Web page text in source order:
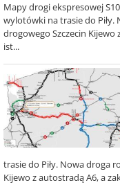
Mapy drogi ekspresowej
wylotówki na trasie do Piły.
drogowego Szczecin Kijewo
ist...
trasie do Piły. Nowa droga
Kijewo z autostradą A6, a